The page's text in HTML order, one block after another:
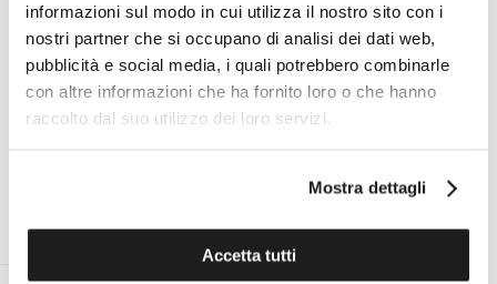
informazioni sul modo in cui utilizza il nostro sito con i
nostri partner che si occupano di analisi dei dati web,
pubblicità e social media, i quali potrebbero combinarle
con altre informazioni che ha fornito loro o che hanno
raccolto dal suo utilizzo dei loro servizi.
Mostra dettagli
Accetta tutti
I VANTAGGI DI ACQUISTARE DA TOMASINI
FRANCIA
ESPERTO PERSONALE ON
ASSISTENZA TECNICA UFFICIALE